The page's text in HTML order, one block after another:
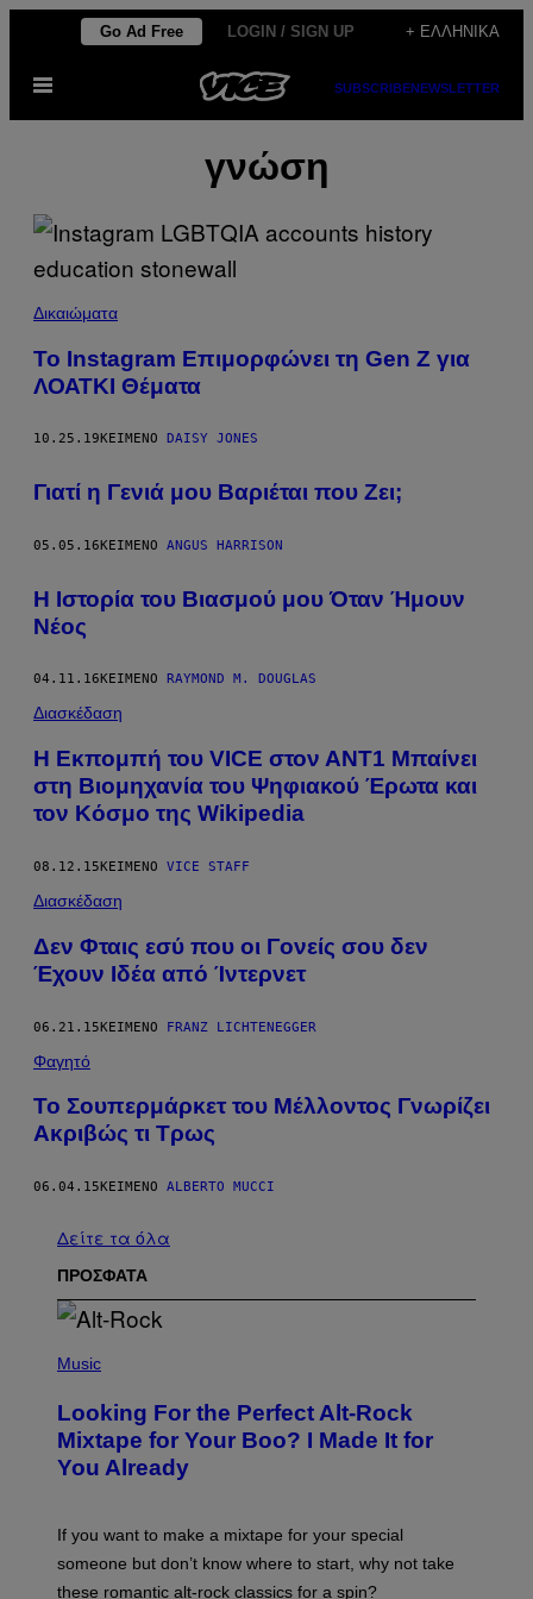
Μετάβαση
περιεχόμενο
Go Ad Free LOGIN / SIGN UP + ΕΛΛΗΝΙΚΆ
Ανοίξτε
μενού
SUBSCRIBENEWSLETTER
γνώση
Δικαιώματα
To Instagram Επιμορφώνει τη Gen Z για
ΛΟΑΤΚI Θέματα
10.25.19 ΚΕΊΜΕΝΟ DAISY JONES
Γιατί η Γενιά μου Βαριέται που Ζει;
05.05.16ΚΕΊΜΕΝΟ ANGUS HARRISON
Η Ιστορία του Βιασμού μου Όταν Ήμουν
Νέος
04.11.16 ΚΕΊΜΕΝΟ RAYMOND M. DOUGLAS
Διασκέδαση
Η Εκπομπή του VICE στον ΑΝΤ1 Μπαίνει
στη Βιομηχανία του Ψηφιακού Έρωτα και
τον Κόσμο της Wikipedia
08.12.15ΚΕΊΜΕΝΟ VICE STAFF
Διασκέδαση
Δεν Φταις εσύ που οι Γονείς σου δεν
Έχουν Ιδέα από Ίντερνετ
06.21.15ΚΕΊΜΕΝΟ FRANZ LICHTENEGGER
Φαγητό
Το Σουπερμάρκετ του Μέλλοντος Γνωρίζει
Ακριβώς τι Τρως
06.04.15 ΚΕΊΜΕΝΟ ALBERTO MUCCI
Δείτε τα όλα
ΠΡΟΣΦΑΤΑ
P
T
O
B
Y
K
H
T
Music
Looking For the Perfect Alt-Rock
Mixtape for Your Boo? I Made It for
You Already
If you want to make a mixtape for your special
someone but don’t know where to start, why not take
these romantic alt-rock classics for a spin?